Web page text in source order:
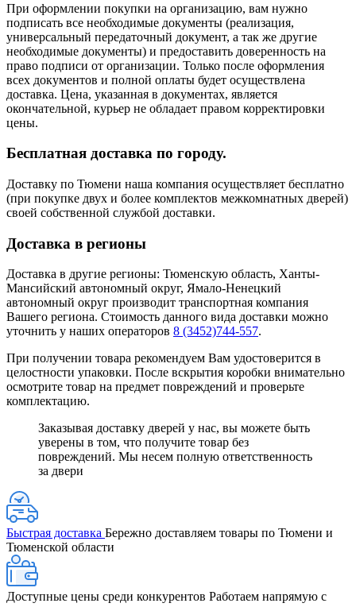
При оформлении покупки на организацию, вам нужно
подписать все необходимые документы (реализация,
универсальный передаточный документ, а так же другие
необходимые документы) и предоставить доверенность на
право подписи от организации. Только после оформления
всех документов и полной оплаты будет осуществлена
доставка. Цена, указанная в документах, является
окончательной, курьер не обладает правом корректировки
цены.
Бесплатная доставка по городу.
Доставку по Тюмени наша компания осуществляет бесплатно
(при покупке двух и более комплектов межкомнатных дверей)
своей собственной службой доставки.
Доставка в регионы
Доставка в другие регионы: Тюменскую область, Ханты-
Мансийский автономный округ, Ямало-Ненецкий
автономный округ производит транспортная компания
Вашего региона. Стоимость данного вида доставки можно
уточнить у наших операторов 8 (3452)744-557.
При получении товара рекомендуем Вам удостоверится в
целостности упаковки. После вскрытия коробки внимательно
осмотрите товар на предмет повреждений и проверьте
комплектацию.
Заказывая доставку дверей у нас, вы можете быть
уверены в том, что получите товар без
повреждений. Мы несем полную ответственность
за двери
Быстрая доставка Бережно доставляем товары по Тюмени и
Тюменской области
Доступные цены среди конкурентов Работаем напрямую с